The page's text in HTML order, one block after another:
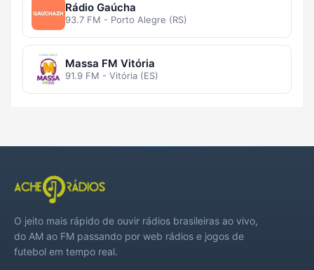
Rádio Gaúcha
93.7 FM - Porto Alegre (RS)
Massa FM Vitória
91.9 FM - Vitória (ES)
O jeito mais rápido de ouvir rádios brasileiras ao vivo,
do AM ao FM passando por web rádios e jogos de
futebol em tempo real.